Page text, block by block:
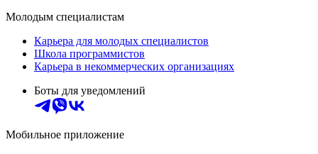
Молодым специалистам
Карьера для молодых специалистов
Школа программистов
Карьера в некоммерческих организациях
Боты для уведомлений
Мобильное приложение